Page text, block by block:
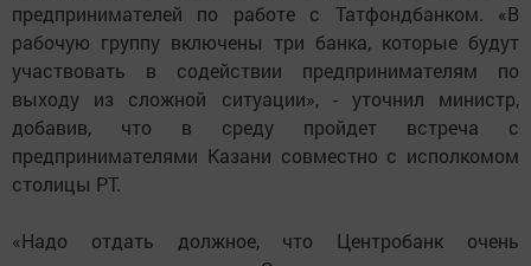
предпринимателей по работе с Татфондбанком. «В
рабочую группу включены три банка, которые будут
участвовать в содействии предпринимателям по
выходу из сложной ситуации», - уточнил министр,
добавив, что в среду пройдет встреча с
предпринимателями Казани совместно с исполкомом
столицы РТ.
«Надо отдать должное, что Центробанк очень